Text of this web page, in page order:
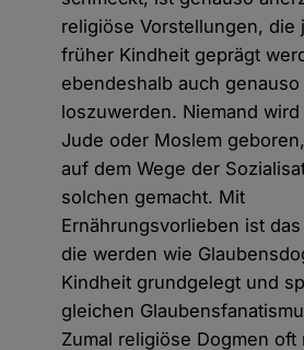
religiöse Vorstellungen, die
früher Kindheit geprägt
ebendeshalb auch
loszuwerden. Niemand
Jude oder Moslem
auf dem Wege der
solchen gemacht. Mit
Ernährungsvorlieben ist
die werden wie
Kindheit grundgelegt und
gleichen
Zumal religiöse Dogmen oft